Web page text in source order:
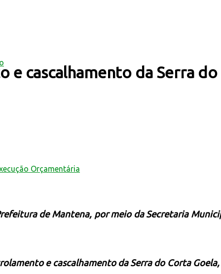
Orçamentária
cascalhamento da Serra do
de Mantena, por meio da Secretaria
e cascalhamento da Serra do Corta